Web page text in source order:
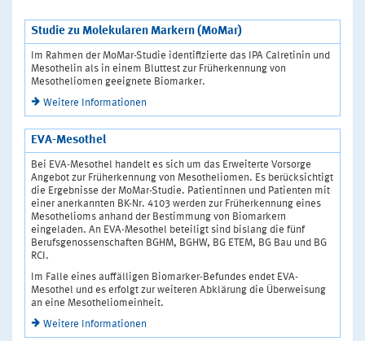
Studie zu Molekularen Markern (MoMar)
Im Rahmen der MoMar-Studie identifizierte das IPA Calretinin und
Mesothelin als in einem Bluttest zur Früherkennung von
Mesotheliomen geeignete Biomarker.
Weitere Informationen
EVA-Mesothel
Bei EVA-Mesothel handelt es sich um das Erweiterte Vorsorge
Angebot zur Früherkennung von Mesotheliomen. Es berücksichtigt
die Ergebnisse der MoMar-Studie. Patientinnen und Patienten mit
einer anerkannten BK-Nr. 4103 werden zur Früherkennung eines
Mesothelioms anhand der Bestimmung von Biomarkern
eingeladen. An EVA-Mesothel beteiligt sind bislang die fünf
Berufsgenossenschaften BGHM, BGHW, BG ETEM, BG Bau und BG
RCI.
Im Falle eines auffälligen Biomarker-Befundes endet EVA-
Mesothel und es erfolgt zur weiteren Abklärung die Überweisung
an eine Mesotheliomeinheit.
Weitere Informationen